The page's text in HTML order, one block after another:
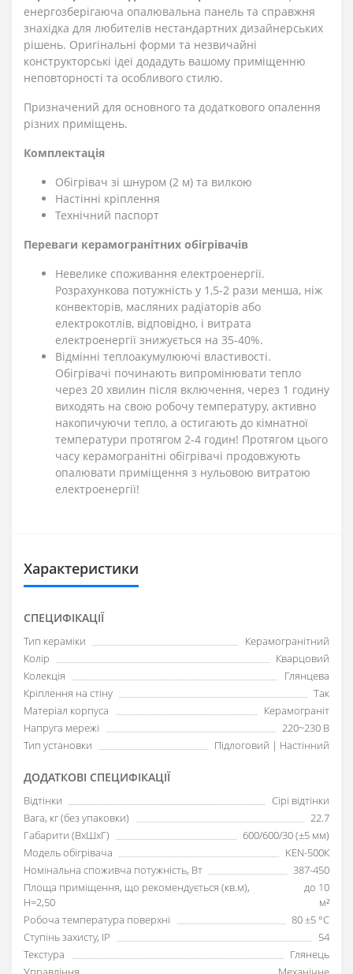
енергозберігаюча опалювальна панель та справжня
знахідка для любителів нестандартних дизайнерських
рішень. Оригінальні форми та незвичайні
конструкторські ідеї додадуть вашому приміщенню
неповторності та особливого стилю.
Призначений для основного та додаткового опалення
різних приміщень.
Комплектація
Обігрівач зі шнуром (2 м) та вилкою
Настінні кріплення
Технічний паспорт
Переваги керамогранітних обігрівачів
Невелике споживання електроенергії.
Розрахункова потужність у 1,5-2 рази менша, ніж
конвекторів, масляних радіаторів або
електрокотлів, відповідно, і витрата
електроенергії знижується на 35-40%.
Відмінні теплоакумулюючі властивості.
Обігрівачі починають випромінювати тепло
через 20 хвилин після включення, через 1 годину
виходять на свою робочу температуру, активно
накопичуючи тепло, а остигають до кімнатної
температури протягом 2-4 годин! Протягом цього
часу керамогранітні обігрівачі продовжують
опалювати приміщення з нульовою витратою
електроенергії!
Характеристики
СПЕЦИФІКАЦІЇ
Тип кераміки
Керамогранітний
Колір
Кварцовий
Колекція
Глянцева
Кріплення на стіну
Так
Матеріал корпуса
Керамограніт
Напруга мережі
220~230 В
Тип установки
Підлоговий | Настінний
ДОДАТКОВІ СПЕЦИФІКАЦІЇ
Відтінки
Сірі відтінки
Вага, кг (без упаковки)
22.7
Габарити (ВхШхГ)
600/600/30 (±5 мм)
Модель обігрівача
KEN-500К
Номінальна споживча потужність, Вт
387-450
Площа приміщення, що рекомендується (кв.м),
H=2,50
до 10
м²
Робоча температура поверхні
80 ±5 °С
Ступінь захисту, IP
54
Текстура
Глянець